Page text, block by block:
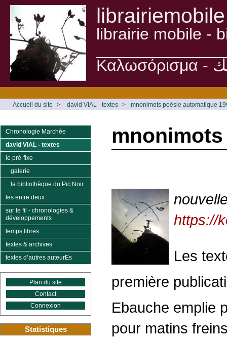
librairiemobile
librairie mobile -
Accueil du site > david VIAL - textes > mnonimots poésie automatique
https://
Les
première
Ebauche emplie
pour matins
Chronologie Marchée
david VIAL - textes
le pré-fixe
galerie
la bibliothèque du Pic Noir
les entre deux
sur le fil - chronologies &
développements
temps libres
textes & archives
textes d’autres auteurEs
Plan du site
Contact
Connexion
Statistiques